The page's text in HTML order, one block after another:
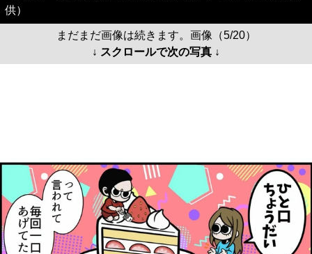
供）
まだまだ画像は続きます。画像（5/20）
↓ スクロールで次の写真 ↓